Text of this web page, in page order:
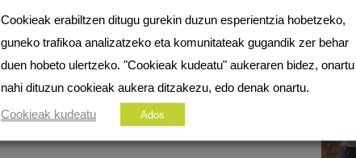
Cookieak erabiltzen ditugu gurekin duzun esperientzia hobetzeko,
guneko trafikoa analizatzeko eta komunitateak gugandik zer behar
duen hobeto ulertzeko. "Cookieak kudeatu" aukeraren bidez, onartu
nahi dituzun cookieak aukera ditzakezu, edo denak onartu.
Cookieak kudeatu Ados